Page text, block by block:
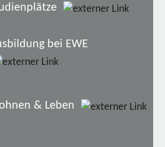
bei EWE
& Leben